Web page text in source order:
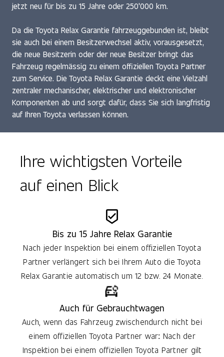
jetzt neu für bis zu 15 Jahre oder 250'000 km.
Da die Toyota Relax Garantie fahrzeuggebunden ist, bleibt
sie auch bei einem Besitzerwechsel aktiv, vorausgesetzt,
die neue Besitzerin oder der neue Besitzer bringt das
Fahrzeug regelmässig zu einem offiziellen Toyota Partner
zum Service. Die Toyota Relax Garantie deckt eine Vielzahl
zentraler mechanischer, elektrischer und elektronischer
Komponenten ab und sorgt dafür, dass Sie sich langfristig
auf Ihren Toyota verlassen können.
Ihre wichtigsten Vorteile
auf einen Blick
Bis zu 15 Jahre Relax Garantie
Nach jeder Inspektion bei einem offiziellen Toyota
Partner verlängert sich bei Ihrem Auto die Toyota
Relax Garantie automatisch um 12 bzw. 24 Monate.
Auch für Gebrauchtwagen
Auch, wenn das Fahrzeug zwischendurch nicht bei
einem offiziellen Toyota Partner war: Nach der
Inspektion bei einem offiziellen Toyota Partner gilt